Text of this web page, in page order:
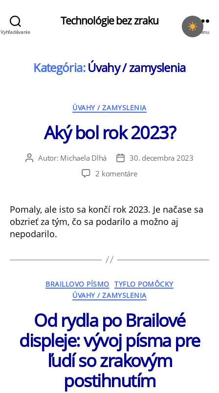
Vyhľadávanie
Technológie bez zraku
Menu
Kategória: Úvahy / zamyslenia
Kategórie
ÚVAHY / ZAMYSLENIA
Aký bol rok 2023?
AutorAutor: Michaela Dlhá
Dátum
článku
30. decembra 2023
2 komentárena
rok
2023?
Pomaly, ale isto sa končí rok 2023. Je načase sa
obzrieť za tým, čo sa podarilo a možno aj
nepodarilo.
Kategórie
BRAILLOVO PÍSMO TYFLO POMÔCKY
ÚVAHY / ZAMYSLENIA
Od rydla po Brailové
displeje: vývoj písma pre
ľudí so zrakovým
postihnutím